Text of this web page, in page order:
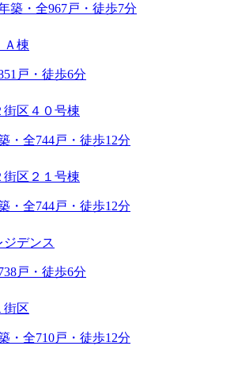
築・全967戸・徒歩7分
棟
戸・徒歩6分
街区４０号棟
・全744戸・徒歩12分
街区２１号棟
・全744戸・徒歩12分
ジデンス
戸・徒歩6分
街区
・全710戸・徒歩12分